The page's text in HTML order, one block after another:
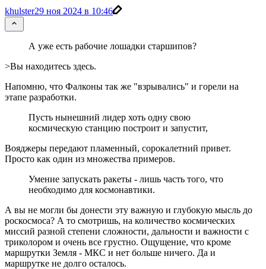
khulster29 ноя 2024 в 10:46
А уже есть рабочие лошадки старшипов?
>Вы находитесь здесь.
Напомню, что Фалконы так же "взрывались" и горели на
этапе разработки.
Пусть нынешний лидер хоть одну свою
космическую станцию построит и запустит,
Вояджеры передают пламенный, сорокалетний привет.
Просто как один из множества примеров.
Умение запускать ракеты - лишь часть того, что
необходимо для космонавтики.
А вы не могли бы донести эту важную и глубокую мысль до
роскосмоса? А то смотришь, на количество космических
миссий разной степени сложности, дальности и важности с
триколором и очень все грустно. Ощущение, что кроме
маршрутки Земля - МКС и нет больше ничего. Да и
маршрутке не долго осталось.